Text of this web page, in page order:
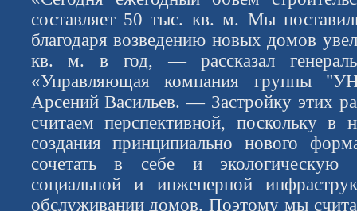
составляет 50 тыс. кв. м. Мы
благодаря возведению новых домов
кв. м. в год, — рассказал
«Управляющая компания группы
Арсений Васильев. — Застройку этих
считаем перспективной, поскольку в
создания принципиально нового
сочетать в себе и экологическую
социальной и инженерной
обслуживании домов. Поэтому мы